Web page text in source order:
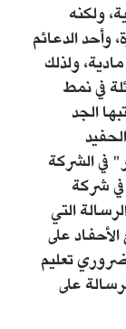
ولكنه
وأحد الدعائم
ولذلك
في نمط
الجد
في الشركة
في شركة
التي
على
تعليم
على